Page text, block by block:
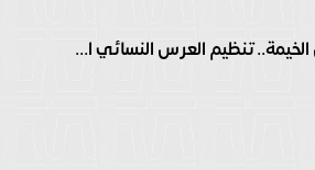
تنظيم العرس النسائي ا...